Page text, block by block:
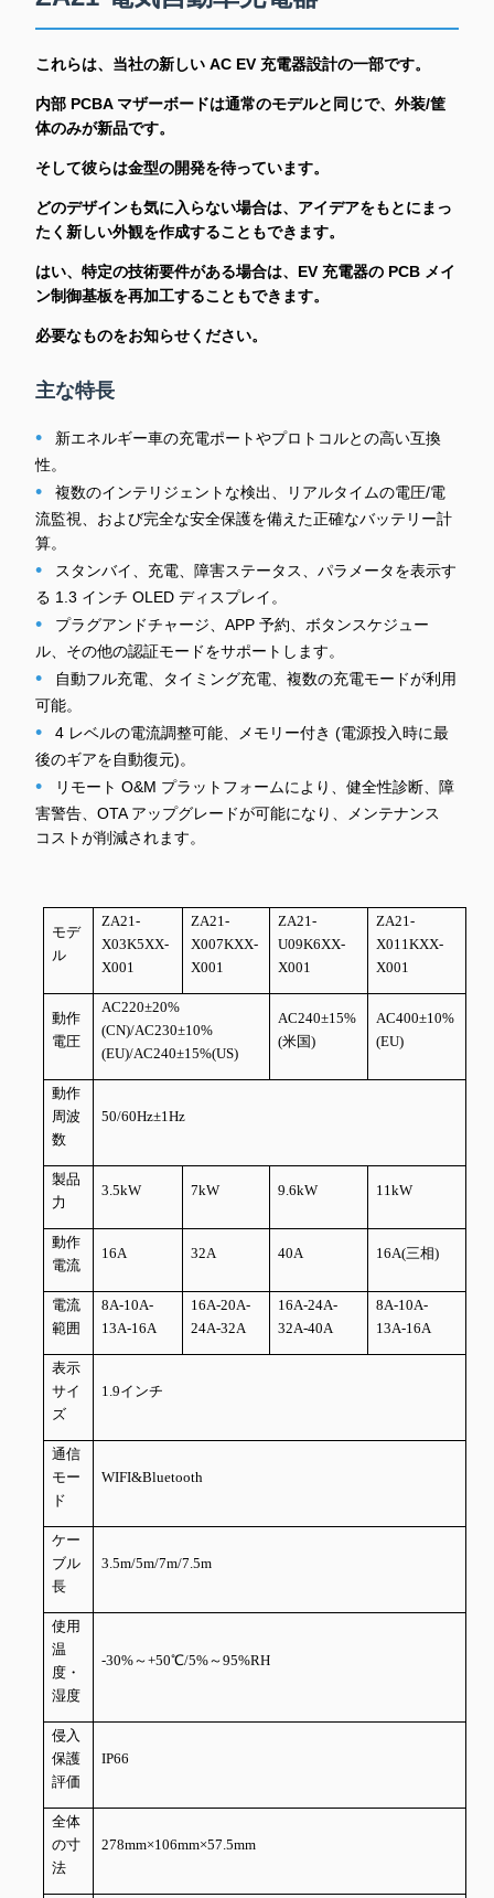
これらは、当社の新しい AC EV 充電器設計の一部です。
内部 PCBA マザーボードは通常のモデルと同じで、外装/筐
体のみが新品です。
そして彼らは金型の開発を待っています。
どのデザインも気に入らない場合は、アイデアをもとにまっ
たく新しい外観を作成することもできます。
はい、特定の技術要件がある場合は、EV 充電器の PCB メイ
ン制御基板を再加工することもできます。
必要なものをお知らせください。
主な特長
•
新エネルギー車の充電ポートやプロトコルとの高い互換
性。
•
複数のインテリジェントな検出、リアルタイムの電圧/電
流監視、および完全な安全保護を備えた正確なバッテリー計
算。
•
スタンバイ、充電、障害ステータス、パラメータを表示す
る 1.3 インチ OLED ディスプレイ。
•
プラグアンドチャージ、APP 予約、ボタンスケジュー
ル、その他の認証モードをサポートします。
•
自動フル充電、タイミング充電、複数の充電モードが利用
可能。
•
4 レベルの電流調整可能、メモリー付き (電源投入時に最
後のギアを自動復元)。
•
リモート O&M プラットフォームにより、健全性診断、障
害警告、OTA アップグレードが可能になり、メンテナンス
コストが削減されます。
モデ
ル
ZA21-
X03K5XX-
X001
ZA21-
X007KXX-
X001
ZA21-
U09K6XX-
X001
ZA21-
X011KXX-
X001
動作
電圧
AC220±20%
(CN)/AC230±10%
(EU)/AC240±15%(US)
AC240±15%
(米国)
AC400±10%
(EU)
動作
周波
数
50/60Hz±1Hz
製品
力
3.5kW 7kW 9.6kW 11kW
動作
電流
16A 32A 40A 16A(三相)
電流
範囲
8A-10A-
13A-16A
16A-20A-
24A-32A
16A-24A-
32A-40A
8A-10A-
13A-16A
表示
サイ
ズ
1.9インチ
通信
モー
ド
WIFI&Bluetooth
ケー
ブル
長
3.5m/5m/7m/7.5m
使用
温
度・
湿度
-30%～+50℃/5%～95%RH
侵入
保護
評価
IP66
全体
の寸
法
278mm×106mm×57.5mm